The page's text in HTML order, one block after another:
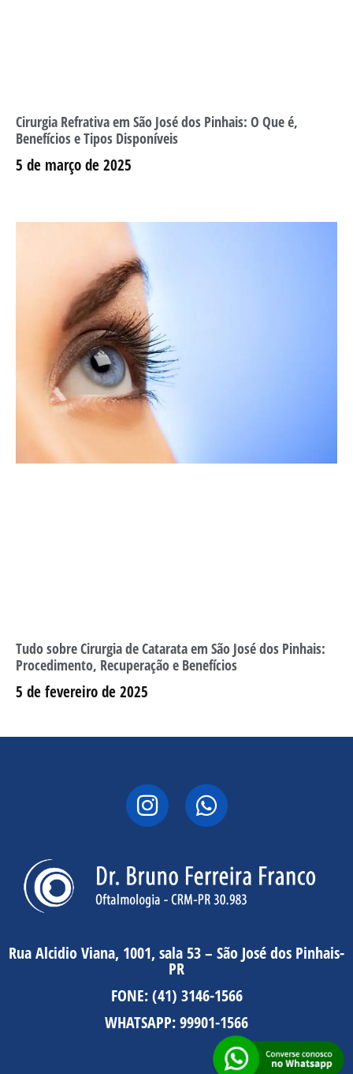
Cirurgia Refrativa em São José dos Pinhais: O Que é,
Benefícios e Tipos Disponíveis
5 de março de 2025
Tudo sobre Cirurgia de Catarata em São José dos Pinhais:
Procedimento, Recuperação e Benefícios
5 de fevereiro de 2025
Rua Alcidio Viana, 1001, sala 53 – São José dos Pinhais-
PR
FONE:(41) 3146-1566
WHATSAPP:99901-1566